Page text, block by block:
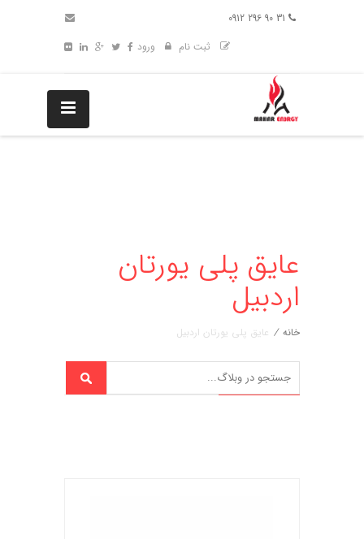
ثبت نام
ورود
عایق پلی یورتان
اردبیل
خانه / عایق پلی یورتان اردبیل